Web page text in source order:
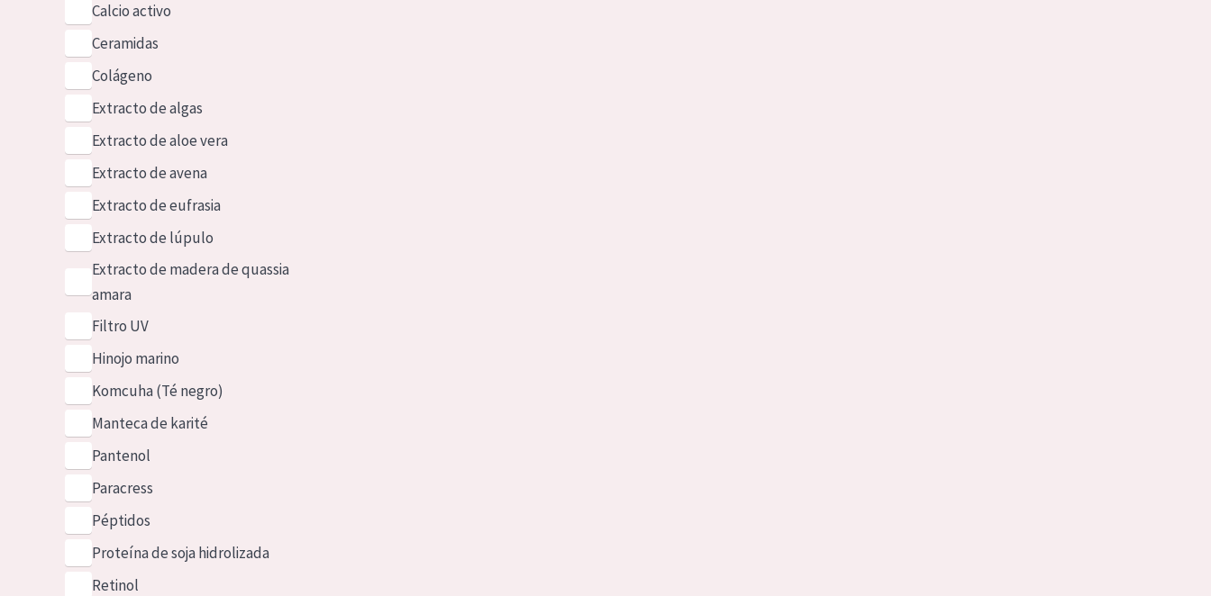
Calcio activo
Ceramidas
Colágeno
Extracto de algas
Extracto de aloe vera
Extracto de avena
Extracto de eufrasia
Extracto de lúpulo
Extracto de madera de quassia
amara
Filtro UV
Hinojo marino
Komcuha (Té negro)
Manteca de karité
Pantenol
Paracress
Péptidos
Proteína de soja hidrolizada
Retinol